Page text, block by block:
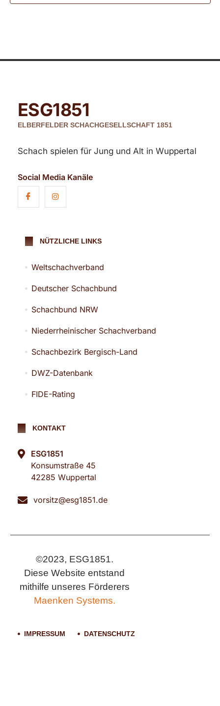
ESG1851
ELBERFELDER SCHACHGESELLSCHAFT 1851
Schach spielen für Jung und Alt in Wuppertal
Social Media Kanäle
NÜTZLICHE LINKS
Weltschachverband
Deutscher Schachbund
Schachbund NRW
Niederrheinischer Schachverband
Schachbezirk Bergisch-Land
DWZ-Datenbank
FIDE-Rating
KONTAKT
ESG1851
Konsumstraße 45
42285 Wuppertal
vorsitz@esg1851.de
©2023, ESG1851.
Diese Website entstand
mithilfe unseres Förderers
Maenken Systems.
IMPRESSUM DATENSCHUTZ